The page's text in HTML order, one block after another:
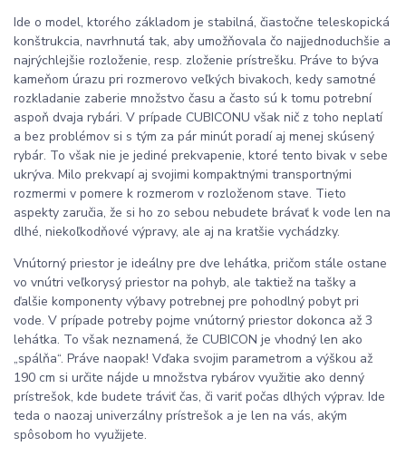
Ide o model, ktorého základom je stabilná, čiastočne teleskopická
konštrukcia, navrhnutá tak, aby umožňovala čo najjednoduchšie a
najrýchlejšie rozloženie, resp. zloženie prístrešku. Práve to býva
kameňom úrazu pri rozmerovo veľkých bivakoch, kedy samotné
rozkladanie zaberie množstvo času a často sú k tomu potrební
aspoň dvaja rybári. V prípade CUBICONU však nič z toho neplatí
a bez problémov si s tým za pár minút poradí aj menej skúsený
rybár. To však nie je jediné prekvapenie, ktoré tento bivak v sebe
ukrýva. Milo prekvapí aj svojimi kompaktnými transportnými
rozmermi v pomere k rozmerom v rozloženom stave. Tieto
aspekty zaručia, že si ho zo sebou nebudete brávať k vode len na
dlhé, niekoľkodňové výpravy, ale aj na kratšie vychádzky.
Vnútorný priestor je ideálny pre dve lehátka, pričom stále ostane
vo vnútri veľkorysý priestor na pohyb, ale taktiež na tašky a
ďalšie komponenty výbavy potrebnej pre pohodlný pobyt pri
vode. V prípade potreby pojme vnútorný priestor dokonca až 3
lehátka. To však neznamená, že CUBICON je vhodný len ako
„spálňa“. Práve naopak! Vďaka svojim parametrom a výškou až
190 cm si určite nájde u množstva rybárov využitie ako denný
prístrešok, kde budete tráviť čas, či variť počas dlhých výprav. Ide
teda o naozaj univerzálny prístrešok a je len na vás, akým
spôsobom ho využijete.